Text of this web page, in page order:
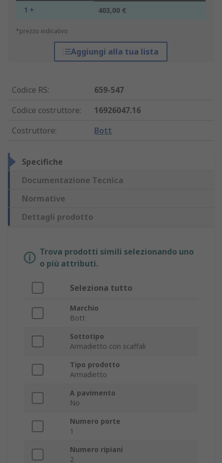
1 + 403,00 €
*prezzo indicativo
Aggiungi alla tua lista
Codice RS:
659-547
Codice costruttore:
16926047.16
Costruttore: Bott
Specifiche
Documentazione Tecnica
Normative
Dettagli prodotto
Trova prodotti simili selezionando uno
o più attributi.
Seleziona tutto
Marchio
Bott
Sottotipo
Armadietto con scaffali
Tipo prodotto
Armadietto
A pavimento
No
Numero porte
1
Numero ripiani
2